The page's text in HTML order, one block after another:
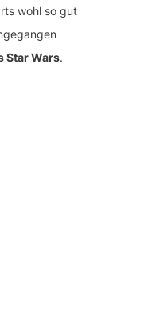
wohl so gut
Star Wars.